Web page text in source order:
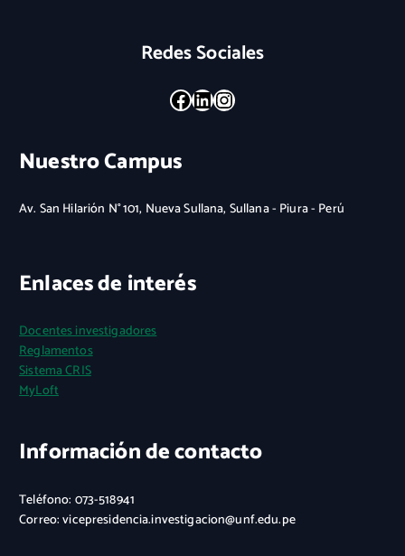
Redes Sociales
Facebook LinkedIn Instagram
Nuestro Campus
Av. San Hilarión N° 101, Nueva Sullana, Sullana - Piura - Perú
Enlaces de interés
Docentes investigadores
Reglamentos
Sistema CRIS
MyLoft
Información de contacto
Teléfono: 073-518941
Correo: vicepresidencia.investigacion@unf.edu.pe